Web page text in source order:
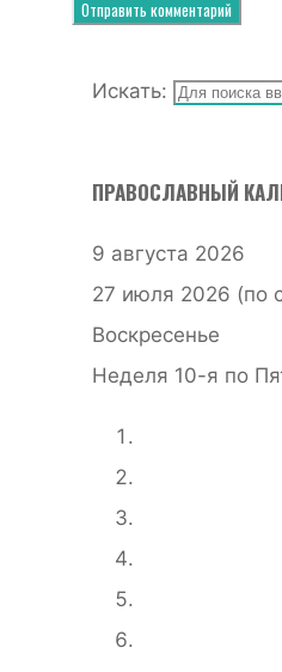
Искать:
ПРАВОСЛАВНЫЙ
9 августа 2026
27 июля 2026 (по
Воскресенье
Неделя 10-я по